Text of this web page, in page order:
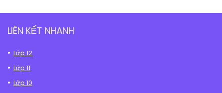
LIÊN KẾT NHANH
Lớp 12
Lớp 11
Lớp 10